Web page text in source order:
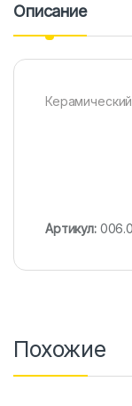
Описание
Артикул:
Похожие